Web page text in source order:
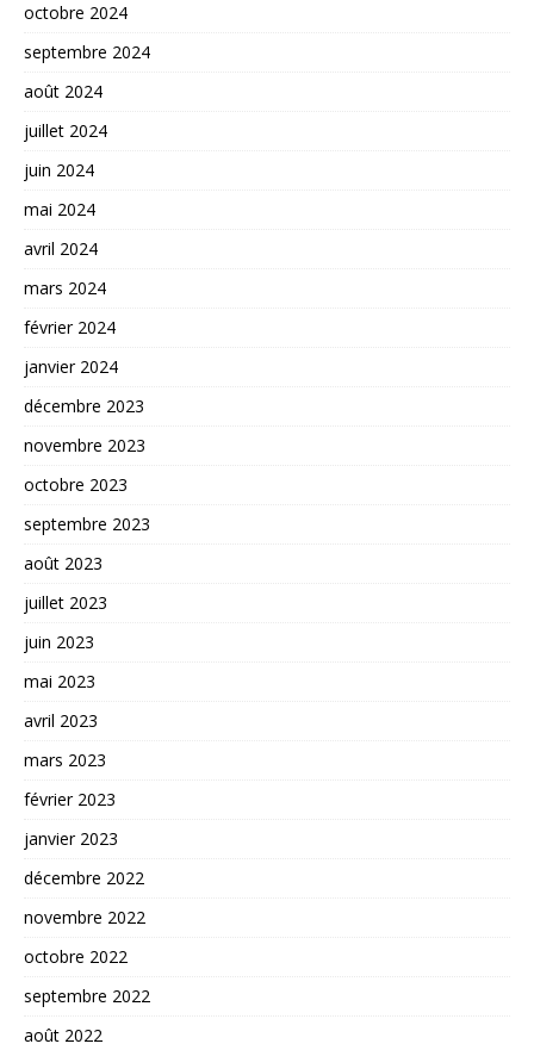
octobre 2024
septembre 2024
août 2024
juillet 2024
juin 2024
mai 2024
avril 2024
mars 2024
février 2024
janvier 2024
décembre 2023
novembre 2023
octobre 2023
septembre 2023
août 2023
juillet 2023
juin 2023
mai 2023
avril 2023
mars 2023
février 2023
janvier 2023
décembre 2022
novembre 2022
octobre 2022
septembre 2022
août 2022